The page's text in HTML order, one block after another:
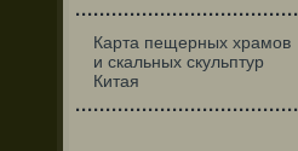
Карта пещерных храмов
и скальных скульптур
Китая